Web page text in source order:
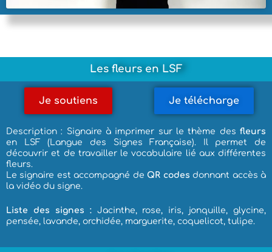
Les fleurs en LSF
Je soutiens Je télécharge
Description : Signaire à imprimer sur le thème des fleurs
en LSF (Langue des Signes Française). Il permet de
découvrir et de travailler le vocabulaire lié aux différentes
fleurs.
Le signaire est accompagné de QR codes donnant accès à
la vidéo du signe.
Liste des signes :Jacinthe, rose, iris, jonquille, glycine,
pensée, lavande, orchidée, marguerite, coquelicot, tulipe.